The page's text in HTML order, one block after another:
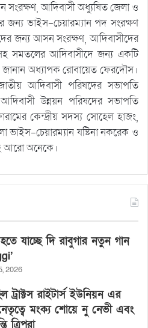
আদিবাসী অধ্যুষিত জেলা ও
জন্য ভাইস-চেয়ারম্যান পদ সংরক্ষণ
জন্য আসন সংরক্ষণ, আদিবাসীদের
সমতলের আদিবাসীদে জন্য একটি
জানান অধ্যাপক রোবায়েত ফেরদৌস।
আদিবাসী পরিষদের সভাপতি
উন্নয়ন পরিষদের সভাপতি
কেন্দ্রীয় সদস্য সোহেল হাজং,
ভাইস-চেয়ারম্যান যষ্টিনা নকরেক ও
আরো অনেকে।
যাচ্ছে দি রাবুগার নতুন গান
2026
ট্রাক্টস রাইটার্স ইউনিয়ন এর
নেতৃত্বে মংক্য শোয়ে নু নেভী এবং
ত্রিপুরা